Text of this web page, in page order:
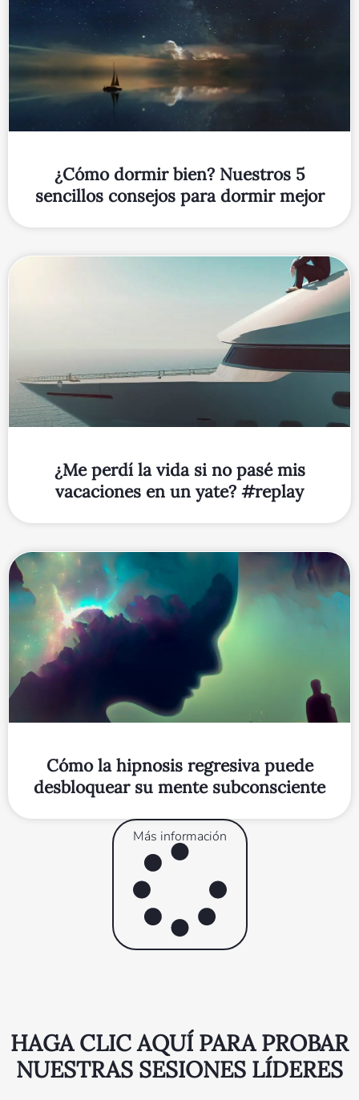
¿Cómo dormir bien? Nuestros 5
sencillos consejos para dormir mejor
¿Me perdí la vida si no pasé mis
vacaciones en un yate? #replay
Cómo la hipnosis regresiva puede
desbloquear su mente subconsciente
Más información
HAGA CLIC AQUÍ PARA PROBAR
NUESTRAS SESIONES LÍDERES